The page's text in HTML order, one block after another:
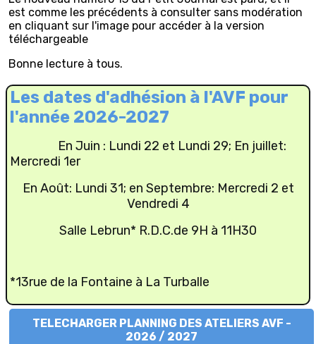
est comme les précédents à consulter sans modération
en cliquant sur l'image pour accéder à la version
téléchargeable
Bonne lecture à tous.
Les dates d'adhésion à l'AVF pour
l'année 2026-2027
En Juin : Lundi 22 et Lundi 29; En juillet:
Mercredi 1er
En Août: Lundi 31; en Septembre: Mercredi 2 et
Vendredi 4
Salle Lebrun* R.D.C.de 9H à 11H30
*13rue de la Fontaine à La Turballe
TELECHARGER PLANNING DES ATELIERS AVF -
2026 / 2027